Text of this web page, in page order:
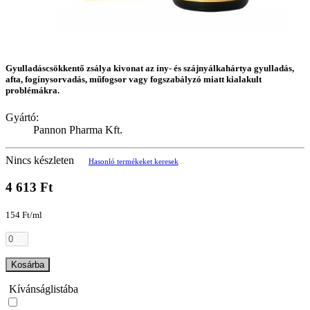
Gyulladáscsökkentő zsálya kivonat az íny- és szájnyálkahártya gyulladás,
afta, fogínysorvadás, műfogsor vagy fogszabályzó miatt kialakult
problémákra.
Gyártó:
Pannon Pharma Kft.
Nincs készleten Hasonló termékeket keresek
4 613 Ft
154 Ft/ml
Kosárba
Kívánságlistába